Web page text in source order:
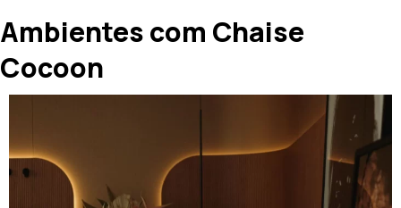
Ambientes com Chaise
Cocoon